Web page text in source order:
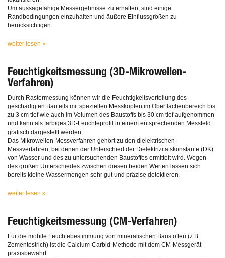
Um aussagefähige Messergebnisse zu erhalten, sind einige
Randbedingungen einzuhalten und äußere Einflussgrößen zu
berücksichtigen.
weiter lesen »
Feuchtigkeitsmessung (3D-Mikrowellen-
Verfahren)
Durch Rastermessung können wir die Feuchtigkeitsverteilung des
geschädigten Bauteils mit speziellen Messköpfen im Oberflächenbereich bis
zu 3 cm tief wie auch im Volumen des Baustoffs bis 30 cm tief aufgenommen
und kann als farbiges 3D-Feuchteprofil in einem entsprechenden Messfeld
grafisch dargestellt werden.
Das Mikrowellen-Messverfahren gehört zu den dielektrischen
Messverfahren, bei denen der Unterschied der Dielektrizitätskonstante (DK)
von Wasser und des zu untersuchenden Baustoffes ermittelt wird. Wegen
des großen Unterschiedes zwischen diesen beiden Werten lassen sich
bereits kleine Wassermengen sehr gut und präzise detektieren.
weiter lesen »
Feuchtigkeitsmessung (CM-Verfahren)
Für die mobile Feuchtebestimmung von mineralischen Baustoffen (z.B.
Zementestrich) ist die Calcium-Carbid-Methode mit dem CM-Messgerät
praxisbewährt.